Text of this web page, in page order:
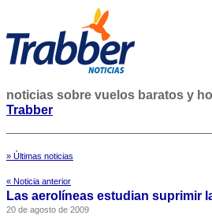
noticias sobre vuelos baratos y
Trabber
» Últimas noticias
« Noticia anterior
Las aerolí­neas estudian suprimir
20 de agosto de 2009